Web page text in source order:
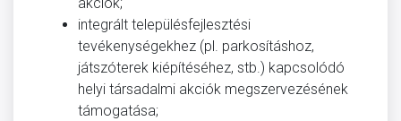
integrált településfejlesztési
tevékenységekhez (pl. parkosításhoz,
játszóterek kiépítéséhez, stb.) kapcsolódó
helyi társadalmi akciók megszervezésének
támogatása;